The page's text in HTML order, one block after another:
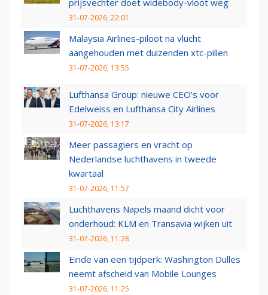
prijsvechter doet widebody-vloot weg
31-07-2026, 22:01
Malaysia Airlines-piloot na vlucht
aangehouden met duizenden xtc-pillen
31-07-2026, 13:55
Lufthansa Group: nieuwe CEO’s voor
Edelweiss en Lufthansa City Airlines
31-07-2026, 13:17
Meer passagiers en vracht op
Nederlandse luchthavens in tweede
kwartaal
31-07-2026, 11:57
Luchthavens Napels maand dicht voor
onderhoud: KLM en Transavia wijken uit
31-07-2026, 11:28
Einde van een tijdperk: Washington Dulles
neemt afscheid van Mobile Lounges
31-07-2026, 11:25